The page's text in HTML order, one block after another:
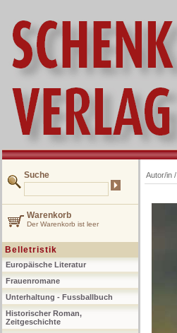
Suche
Warenkorb
Der Warenkorb ist leer
Belletristik
Europäische Literatur
Frauenromane
Unterhaltung - Fussballbuch
Historischer Roman,
Zeitgeschichte
Autor/in /